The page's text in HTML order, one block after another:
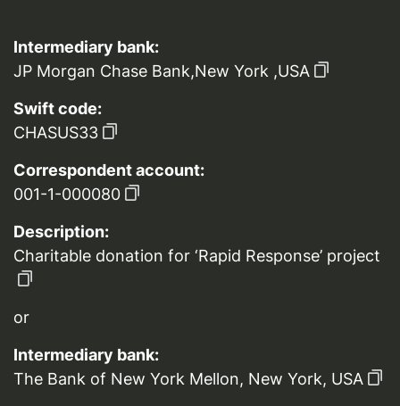
Intermediary bank:
JP Morgan Chase Bank,New York ,USA
Swift code:
CHASUS33
Correspondent account:
001-1-000080
Description:
Charitable donation for ‘Rapid Response’ project
or
Intermediary bank:
The Bank of New York Mellon, New York, USA